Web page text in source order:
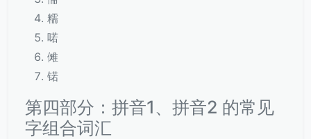
糯
喏
傩
锘
第四部分：拼音1、拼音2 的常见
字组合词汇